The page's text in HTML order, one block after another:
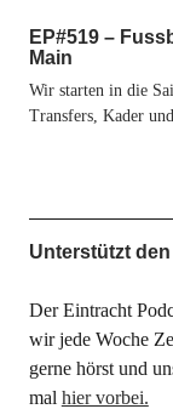
EP#519 –
Main
Wir starten in die
Transfers, Kader
Unterstützt
Der Eintracht
wir jede Woche
gerne hörst und
mal hier vorbei.